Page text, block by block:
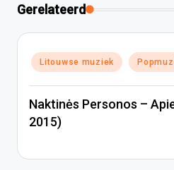
Gerelateerd
Geplaatst
in
Litouwse muziek
Naktinės Personos –
2015)